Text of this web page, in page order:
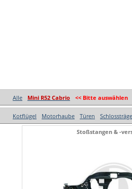
Alle Mini R52 Cabrio << Bitte auswählen
Kotflügel Motorhaube Türen
Stoßstangen & -